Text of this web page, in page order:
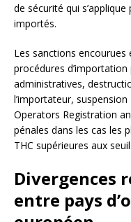
de sécurité qui
importés.
Les sanctions encourues
procédures
administratives,
l’importateur,
Operators Registration
pénales dans les cas les
THC supérieures aux
Divergences
entre pays